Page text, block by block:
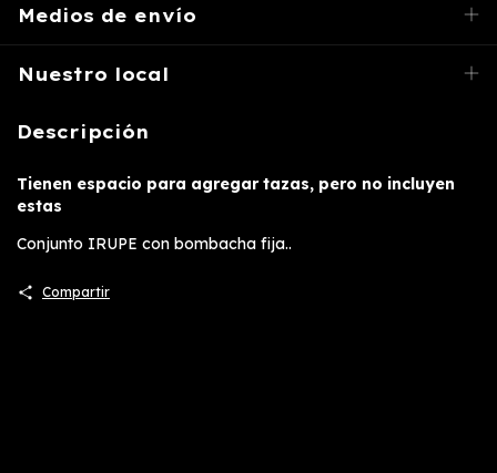
Medios de envío
Nuestro local
Descripción
Tienen espacio para agregar tazas, pero no incluyen
estas
Conjunto IRUPE con bombacha fija..
Compartir